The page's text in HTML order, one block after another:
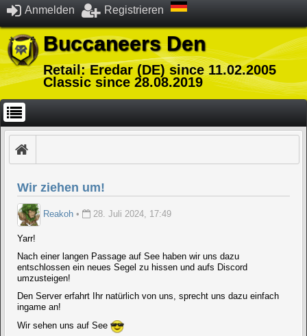
Anmelden Registrieren
Buccaneers Den
Retail: Eredar (DE) since 11.02.2005
Classic since 28.08.2019
Wir ziehen um!
Reakoh • 28. Juli 2024, 17:49
Yarr!
Nach einer langen Passage auf See haben wir uns dazu
entschlossen ein neues Segel zu hissen und aufs Discord
umzusteigen!
Den Server erfahrt Ihr natürlich von uns, sprecht uns dazu einfach
ingame an!
Wir sehen uns auf See